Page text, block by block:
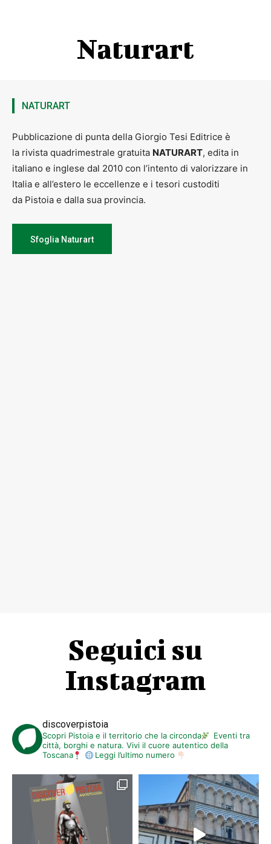
Naturart
NATURART
Pubblicazione di punta della Giorgio Tesi Editrice è
la rivista quadrimestrale gratuita NATURART, edita in
italiano e inglese dal 2010 con l’intento di valorizzare in
Italia e all’estero le eccellenze e i tesori custoditi
da Pistoia e dalla sua provincia.
Sfoglia Naturart
Seguici su
Instagram
discoverpistoia
Scopri Pistoia e il territorio che la circonda
Eventi tra
città, borghi e natura. Vivi il cuore autentico della
Toscana
Leggi l’ultimo numero